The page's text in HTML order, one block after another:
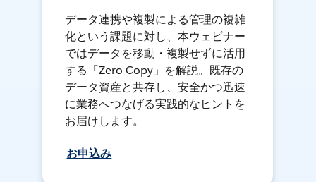
データ連携や複製による管理の複雑
化という課題に対し、本ウェビナー
ではデータを移動・複製せずに活用
する「Zero Copy」を解説。既存の
データ資産と共存し、安全かつ迅速
に業務へつなげる実践的なヒントを
お届けします。
お申込み